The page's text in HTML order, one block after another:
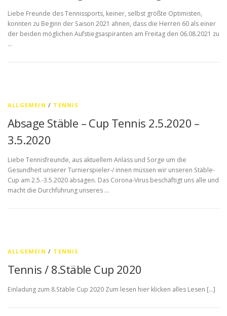
Liebe Freunde des Tennissports, keiner, selbst größte Optimisten,
konnten zu Beginn der Saison 2021 ahnen, dass die Herren 60 als einer
der beiden möglichen Aufstiegsaspiranten am Freitag den 06.08.2021 zu
…
ALLGEMEIN / TENNIS
Absage Stäble – Cup Tennis 2.5.2020 –
3.5.2020
Liebe Tennisfreunde, aus aktuellem Anlass und Sorge um die
Gesundheit unserer Turnierspieler-/ innen müssen wir unseren Stäble-
Cup am 2.5.-3.5.2020 absagen. Das Corona-Virus beschäftigt uns alle und
macht die Durchführung unseres …
ALLGEMEIN / TENNIS
Tennis / 8.Stäble Cup 2020
Einladung zum 8.Stäble Cup 2020 Zum lesen hier klicken alles Lesen […]